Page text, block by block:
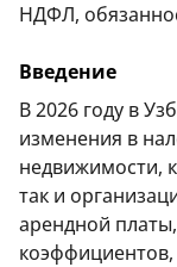
НДФЛ,
Введение
В 2026 году в
изменения в
недвижимости,
так и
арендной